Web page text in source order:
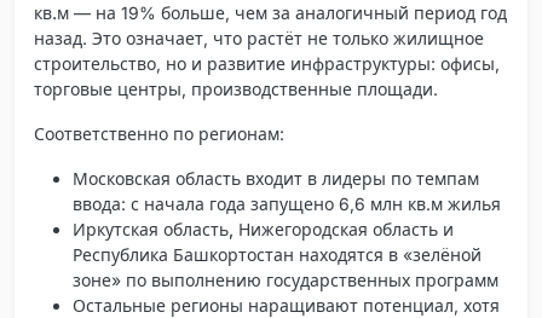
кв.м — на 19% больше, чем за аналогичный период год
назад. Это означает, что растёт не только жилищное
строительство, но и развитие инфраструктуры: офисы,
торговые центры, производственные площади.
Соответственно по регионам:
Московская область входит в лидеры по темпам
ввода: с начала года запущено 6,6 млн кв.м жилья
Иркутская область, Нижегородская область и
Республика Башкортостан находятся в «зелёной
зоне» по выполнению государственных программ
Остальные регионы наращивают потенциал, хотя